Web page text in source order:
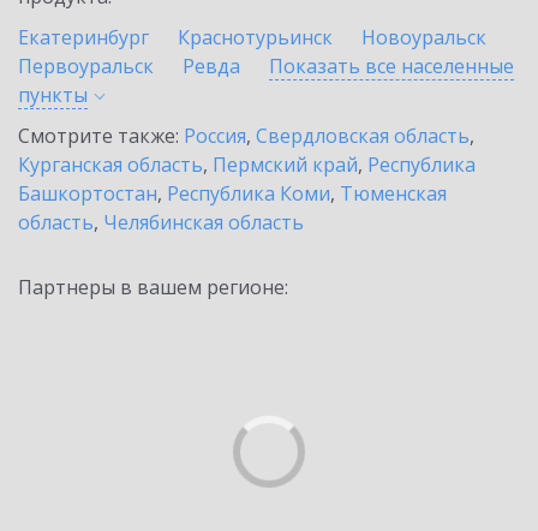
Екатеринбург
Краснотурьинск
Новоуральск
Первоуральск
Ревда
Показать все населенные
пункты
Смотрите также: Россия, Свердловская область,
Курганская область, Пермский край, Республика
Башкортостан, Республика Коми, Тюменская
область, Челябинская область
Партнеры в вашем регионе: